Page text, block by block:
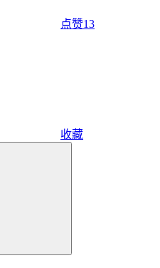
点赞13
收藏